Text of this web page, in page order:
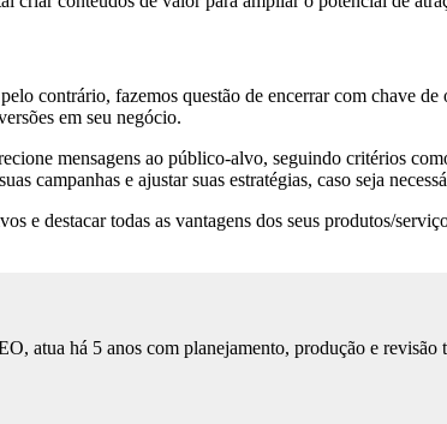
contrário, fazemos questão de encerrar com chave
em seu negócio.
mensagens ao público-alvo, seguindo critérios
campanhas e ajustar suas estratégias, caso seja
destacar todas as vantagens dos seus produtos/
atua há 5 anos com planejamento, produção e